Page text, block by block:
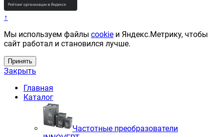
↑
Мы используем файлы cookie и Яндекс.Метрику, чтобы
сайт работал и становился лучше.
Принять
Закрыть
Главная
Каталог
Частотные преобразователи